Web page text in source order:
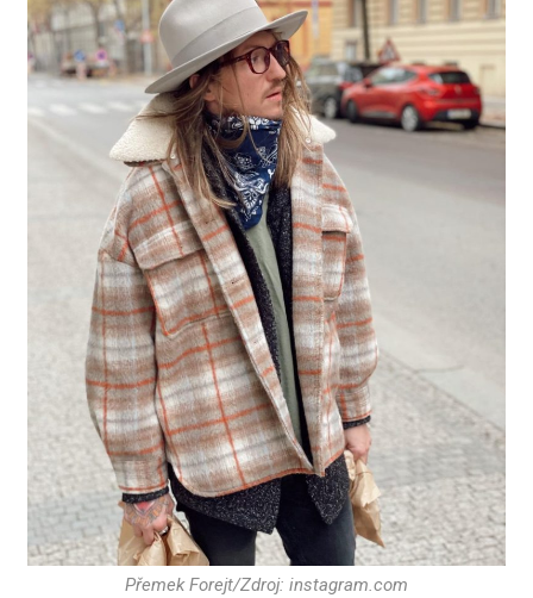
Přemek Forejt/Zdroj: instagram.com